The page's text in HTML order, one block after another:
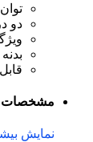
توان
دو
مشخصات
نمایش